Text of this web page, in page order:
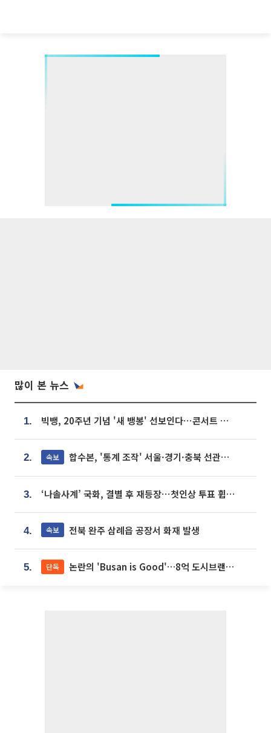
많이 본 뉴스
1. 빅뱅, 20주년 기념 '새 뱅봉' 선보인다⋯콘서트 앞두고 팝업 개최
2. 속보 합수본, '통계 조작' 서울·경기·충북 선관위 등 추가 압수수색
3. ‘나솔사계’ 국화, 결별 후 재등장⋯첫인상 투표 휩쓸고 ‘인기녀’ 등극
4. 속보 전북 완주 삼례읍 공장서 화재 발생
5. 단독 논란의 'Busan is Good'…8억 도시브랜드, 용산 대통령실 CI 업체가 수행